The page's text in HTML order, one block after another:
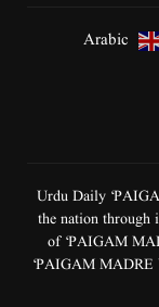
Arabic
Urdu Daily
the nation through
of ‘PAIGAM
‘PAIGAM MADRE